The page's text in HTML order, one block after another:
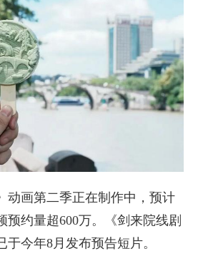
动画第二季正在制作中，预计
预约量超600万。《剑来院线剧
今年8月发布预告短片。